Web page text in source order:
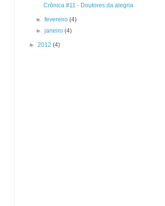
Crônica #11 - Doutores da alegria
►fevereiro(4)
►janeiro(4)
► 2012 (4)